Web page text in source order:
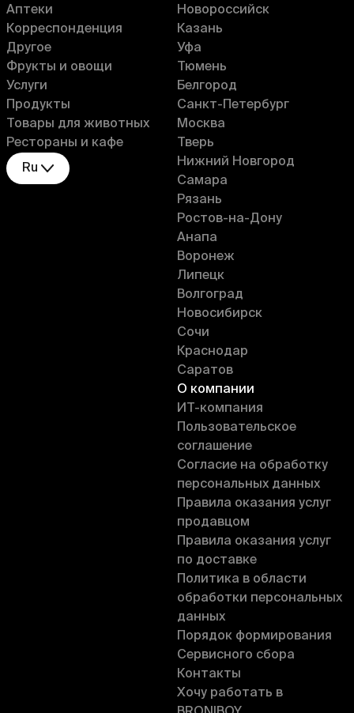
Аптеки
Корреспонденция
Другое
Фрукты и овощи
Услуги
Продукты
Товары для животных
Рестораны и кафе
Ru
Новороссийск
Казань
Уфа
Тюмень
Белгород
Санкт-Петербург
Москва
Тверь
Нижний Новгород
Самара
Рязань
Ростов-на-Дону
Анапа
Воронеж
Липецк
Волгоград
Новосибирск
Сочи
Краснодар
Саратов
О компании
ИT-компания
Пользовательское
соглашение
Согласие на обработку
персональных данных
Правила оказания услуг
продавцом
Правила оказания услуг
по доставке
Политика в области
обработки персональных
данных
Порядок формирования
Сервисного сбора
Контакты
Хочу работать в